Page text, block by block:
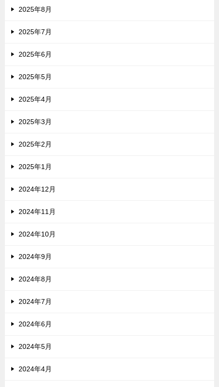
2025年8月
2025年7月
2025年6月
2025年5月
2025年4月
2025年3月
2025年2月
2025年1月
2024年12月
2024年11月
2024年10月
2024年9月
2024年8月
2024年7月
2024年6月
2024年5月
2024年4月